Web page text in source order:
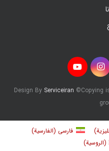
Serviceiran ©Copying
) فارسی (الفارسية)
(الروسية)